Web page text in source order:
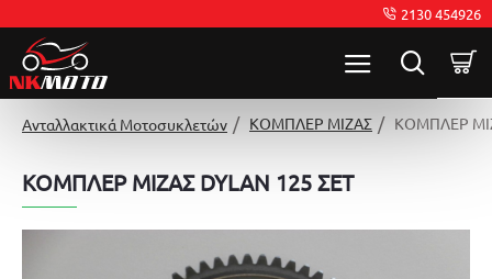
2130 454926
Ανταλλακτικά Μοτοσυκλετών ΚΟΜΠΛΕΡ ΜΙΖΑΣ ΚΟΜΠΛΕΡ
ΚΟΜΠΛΕΡ ΜΙΖΑΣ DYLAN 125 ΣΕΤ